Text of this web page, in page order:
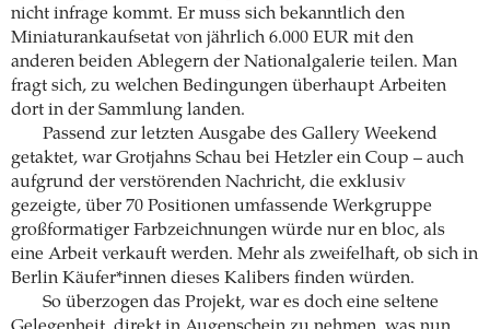
nicht infrage kommt. Er muss sich bekanntlich den
Miniaturankaufsetat von jährlich 6.000 EUR mit den
anderen beiden Ablegern der Nationalgalerie teilen. Man
fragt sich, zu welchen Bedingungen überhaupt Arbeiten
dort in der Sammlung landen.
Passend zur letzten Ausgabe des Gallery Weekend
getaktet, war Grotjahns Schau bei Hetzler ein Coup – auch
aufgrund der verstörenden Nachricht, die exklusiv
gezeigte, über 70 Positionen umfassende Werkgruppe
großformatiger Farbzeichnungen würde nur en bloc, als
eine Arbeit verkauft werden. Mehr als zweifelhaft, ob sich in
Berlin Käufer*innen dieses Kalibers finden würden.
So überzogen das Projekt, war es doch eine seltene